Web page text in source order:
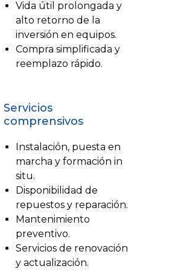
Vida útil prolongada y
alto retorno de la
inversión en equipos.
Compra simplificada y
reemplazo rápido.
Servicios
comprensivos
Instalación, puesta en
marcha y formación in
situ.
Disponibilidad de
repuestos y reparación.
Mantenimiento
preventivo.
Servicios de renovación
y actualización.